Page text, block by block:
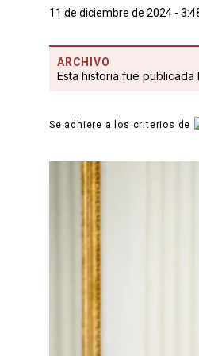
11 de diciembre de 2024 -
ARCHIVO
Esta historia fue publicada
Se adhiere a los criterios de